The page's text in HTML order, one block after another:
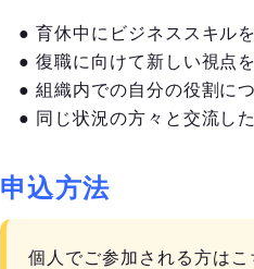
● 育休中にビジネススキル
● 復職に向けて新しい視点
● 組織内での自分の役割に
● 同じ状況の方々と交流し
申込方法
個人でご参加される方はこ